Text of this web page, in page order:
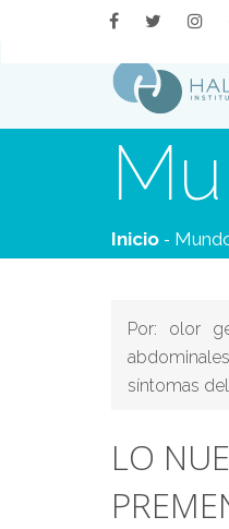
Inicio -
Por: olor
síntomas del
LO